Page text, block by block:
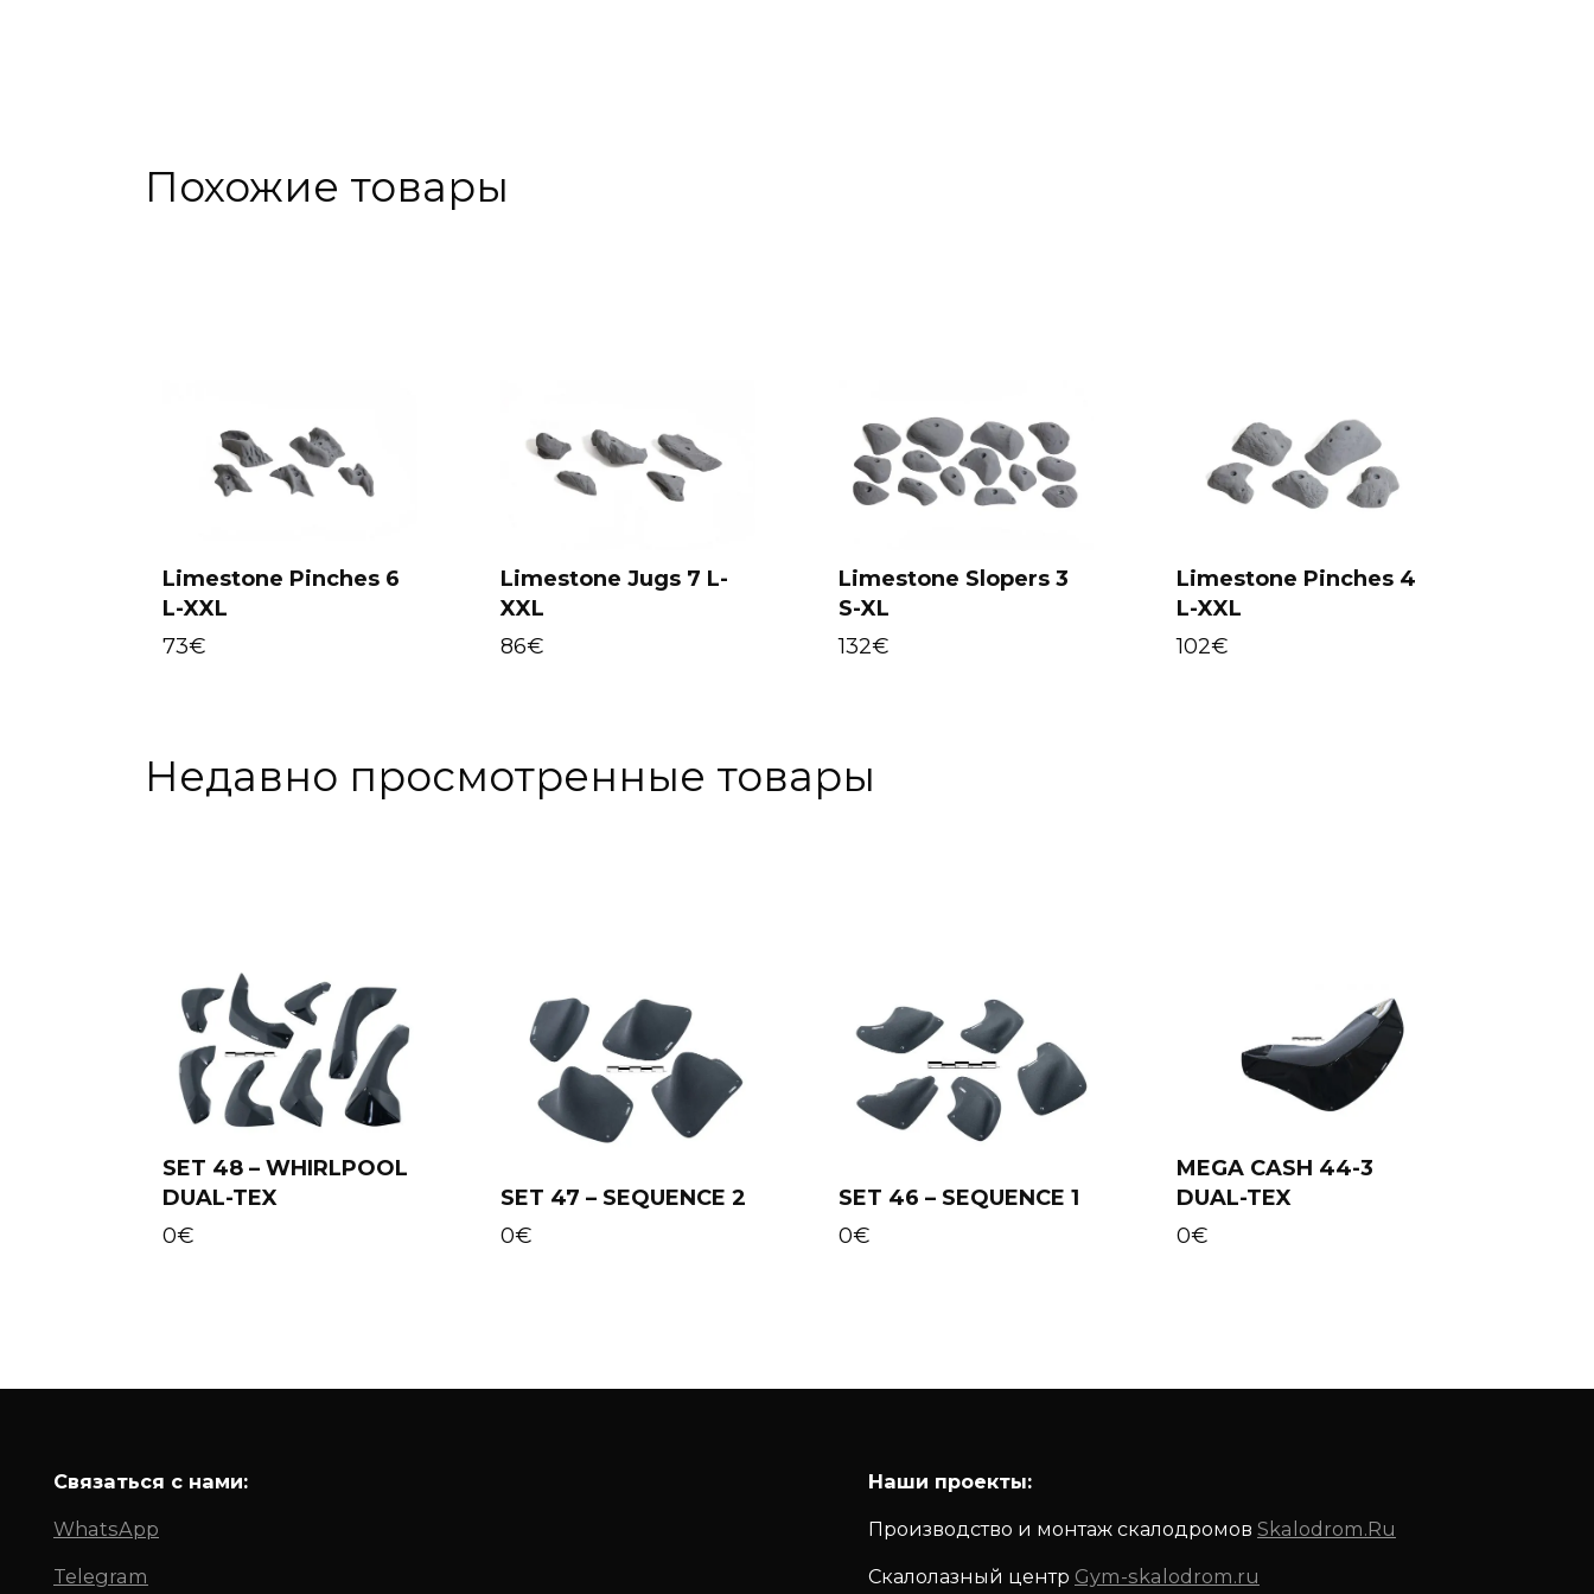
Похожие товары
Limestone Pinches 6
L-XXL
73€
Limestone Jugs 7 L-
XXL
86€
Limestone Slopers 3
S-XL
132€
Limestone Pinches 4
L-XXL
102€
Недавно просмотренные товары
Add to cart
SET 48 – WHIRLPOOL
DUAL-TEX
0€
SET 47 – SEQUENCE 2
0€
SET 46 – SEQUENCE 1
0€
Add to cart
MEGA CASH 44-3
DUAL-TEX
0€
Связаться с нами:
WhatsApp
Telegram
Наши проекты:
Производство и монтаж скалодромов Skalodrom.Ru
Скалолазный центр Gym-skalodrom.ru